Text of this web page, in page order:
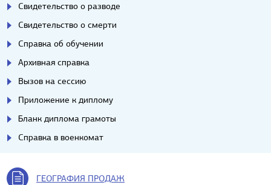
Свидетельство о разводе
Свидетельство о смерти
Справка об обучении
Архивная справка
Вызов на сессию
Приложение к диплому
Бланк диплома грамоты
Справка в военкомат
ГЕОГРАФИЯ ПРОДАЖ